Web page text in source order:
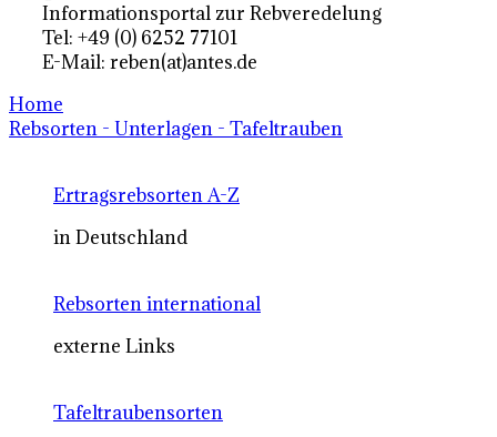
Informationsportal zur Rebveredelung
Tel: +49 (0) 6252 77101
E-Mail: reben(at)antes.de
Home
Rebsorten - Unterlagen - Tafeltrauben
Ertragsrebsorten A-Z
in Deutschland
Rebsorten international
externe Links
Tafeltraubensorten